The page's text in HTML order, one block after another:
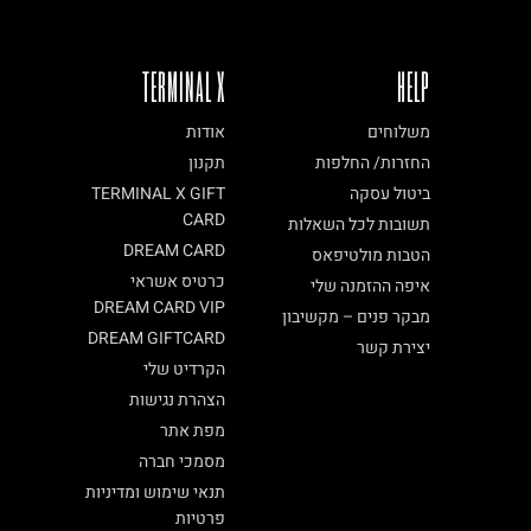
TERMINAL X
אודות
תקנון
TERMINAL X GIFT
CARD
DREAM CARD
כרטיס אשראי
DREAM CARD VIP
DREAM GIFTCARD
הקרדיט שלי
הצהרת נגישות
מפת אתר
מסמכי חברה
תנאי שימוש ומדיניות
פרטיות
HELP
משלוחים
החזרות/ החלפות
ביטול עסקה
תשובות לכל השאלות
הטבות מולטיפאס
איפה ההזמנה שלי
מבקר פנים – מקשיבון
יצירת קשר